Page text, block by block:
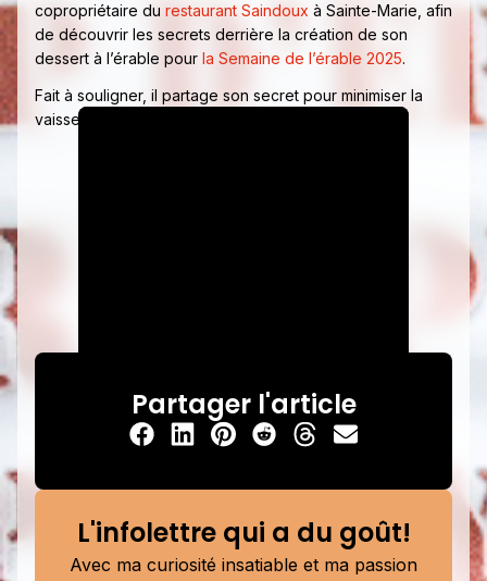
copropriétaire du restaurant Saindoux à Sainte-Marie, afin
de découvrir les secrets derrière la création de son
dessert à l’érable pour la Semaine de l’érable 2025.
Fait à souligner, il partage son secret pour minimiser la
vaisselle!
Partager l'article
L'infolettre qui a du goût!
Avec ma curiosité insatiable et ma passion